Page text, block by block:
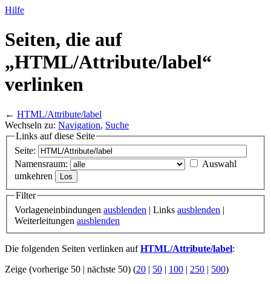
Hilfe
Seiten, die auf
„HTML/Attribute/label“
verlinken
← HTML/Attribute/label
Wechseln zu: Navigation, Suche
Links auf diese Seite
Seite:
Namensraum:
Auswahl
umkehren
Filter
Vorlageneinbindungen ausblenden | Links ausblenden |
Weiterleitungen ausblenden
Die folgenden Seiten verlinken aufHTML/Attribute/label:
Zeige (vorherige 50 | nächste 50) (20 | 50 | 100 | 250 | 500)